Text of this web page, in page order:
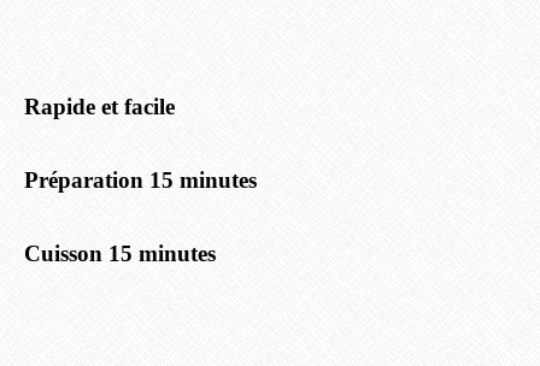
Rapide et facile
Préparation 15 minutes
Cuisson 15 minutes